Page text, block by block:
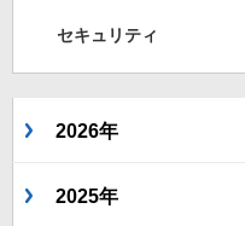
セキュリティ
2026年
2025年